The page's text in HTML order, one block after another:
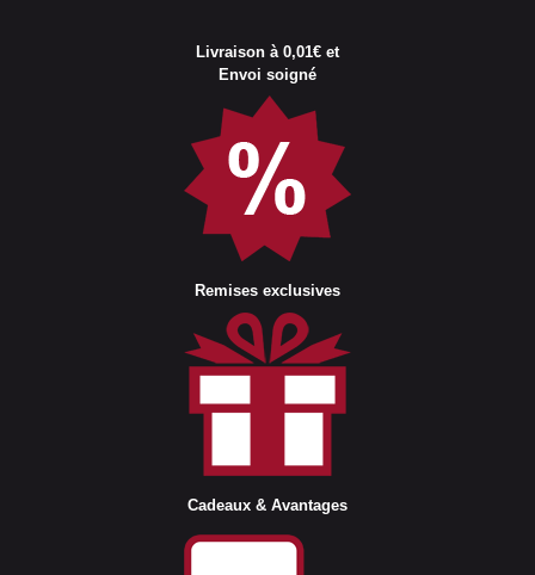
Livraison à 0,01€ et
Envoi soigné
Remises exclusives
Cadeaux & Avantages